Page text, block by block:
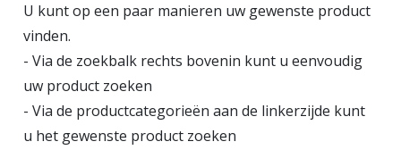
U kunt op een paar manieren uw gewenste product
vinden.
- Via de zoekbalk rechts bovenin kunt u eenvoudig
uw product zoeken
- Via de productcategorieën aan de linkerzijde kunt
u het gewenste product zoeken